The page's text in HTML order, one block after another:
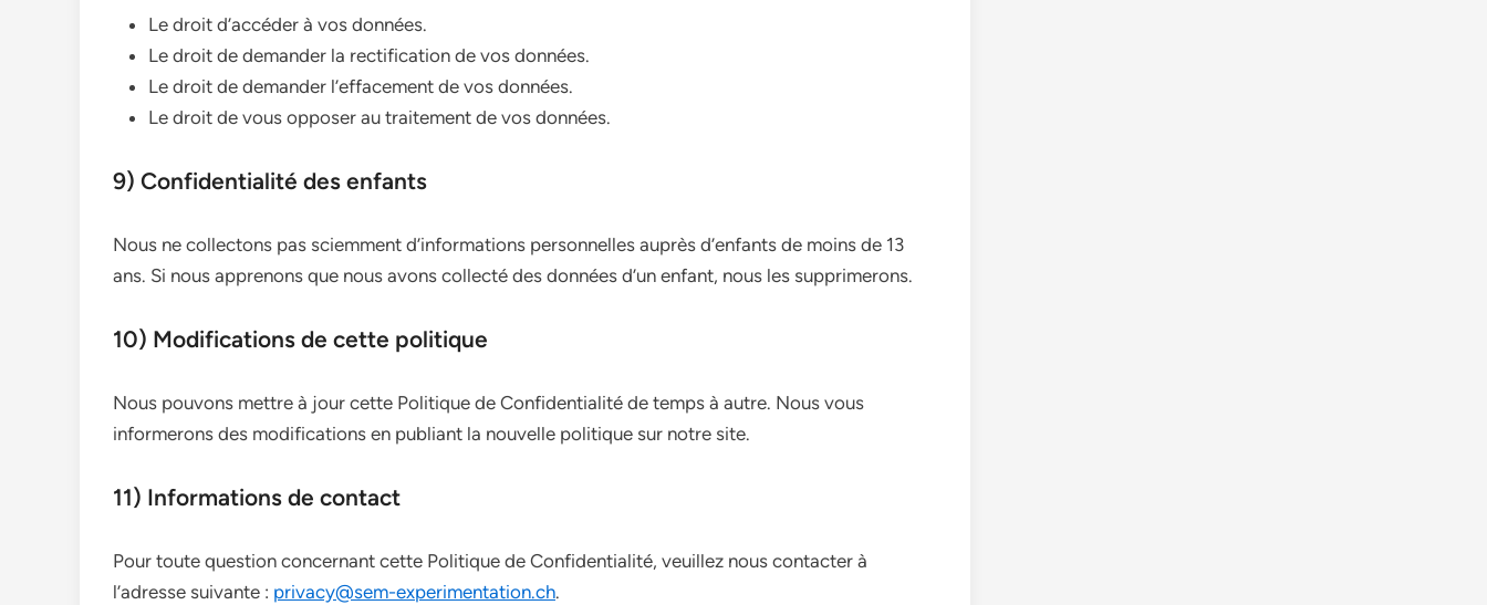
Le droit d’accéder à vos données.
Le droit de demander la rectification de vos données.
Le droit de demander l’effacement de vos données.
Le droit de vous opposer au traitement de vos données.
9) Confidentialité des enfants
Nous ne collectons pas sciemment d’informations personnelles auprès d’enfants de moins de 13
ans. Si nous apprenons que nous avons collecté des données d’un enfant, nous les supprimerons.
10) Modifications de cette politique
Nous pouvons mettre à jour cette Politique de Confidentialité de temps à autre. Nous vous
informerons des modifications en publiant la nouvelle politique sur notre site.
11) Informations de contact
Pour toute question concernant cette Politique de Confidentialité, veuillez nous contacter à
l’adresse suivante : privacy@sem-experimentation.ch.